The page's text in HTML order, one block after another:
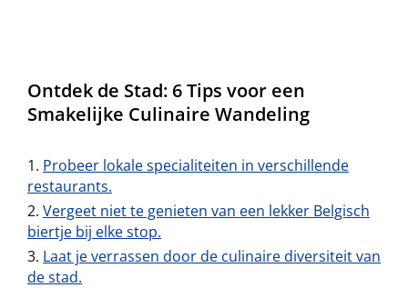
Ontdek de Stad: 6 Tips voor een
Smakelijke Culinaire Wandeling
Probeer lokale specialiteiten in verschillende
restaurants.
Vergeet niet te genieten van een lekker Belgisch
biertje bij elke stop.
Laat je verrassen door de culinaire diversiteit van
de stad.